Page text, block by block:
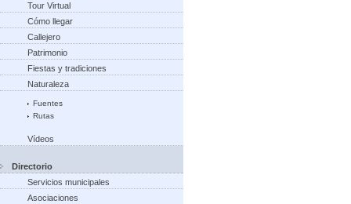
Tour Virtual
Cómo llegar
Callejero
Patrimonio
Fiestas y tradiciones
Naturaleza
Fuentes
Rutas
Vídeos
Directorio
Servicios municipales
Asociaciones